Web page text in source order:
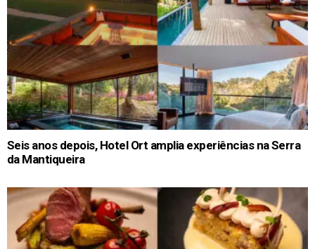
Seis anos depois, Hotel Ort amplia experiências na Serra
da Mantiqueira